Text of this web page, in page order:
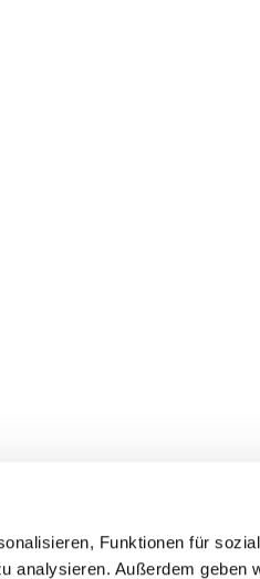
Funktionen für
analysieren. Außerdem geben